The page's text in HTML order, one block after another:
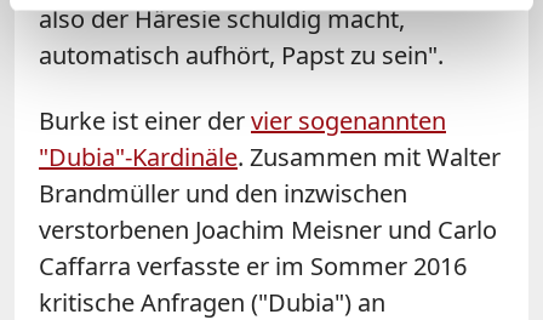
also der Häresie schuldig macht,
automatisch aufhört, Papst zu sein".
Burke ist einer dervier sogenannten
"Dubia"-Kardinäle. Zusammen mit Walter
Brandmüller und den inzwischen
verstorbenen Joachim Meisner und Carlo
Caffarra verfasste er im Sommer 2016
kritische Anfragen ("Dubia") an